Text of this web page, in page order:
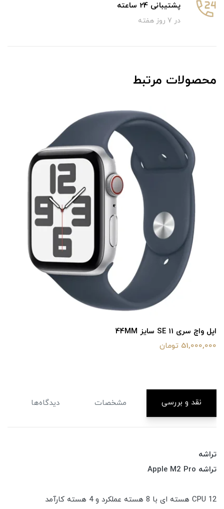
پشتیبانی 24 ساعته
در 7 روز هفته
محصولات مرتبط
اپل واچ سری 11 سایز 42mm
64,500,000 تومان
نقد و بررسی مشخصات دیدگاه‌ها
تراشه
تراشه Apple M2 Pro
CPU 12 هسته ای با 8 هسته عملکرد و 4 هسته کارآمد